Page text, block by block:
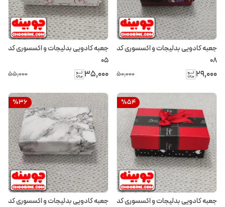
جعبه کادویی بدلیجات و اکسسوری کد
08
۲۹٬۰۰۰ ۵۰٬۰۰۰
جعبه کادویی بدلیجات و اکسسوری کد
05
۳۵٬۰۰۰ ۵۵٬۰۰۰
%54
جعبه کادویی بدلیجات و اکسسوری کد
%36
جعبه کادویی بدلیجات و اکسسوری کد